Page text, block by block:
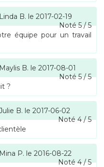
Linda B. le 2017-02-19
Noté5/5
équipe pour un travail
Maylis B. le 2017-08-01
Noté5/5
?
B. le 2017-06-02
Noté4/5
Mina P. le 2016-08-22
Noté4/5